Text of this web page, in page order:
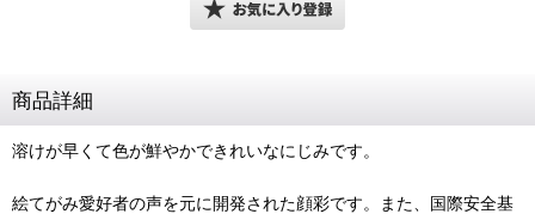
商品詳細
溶けが早くて色が鮮やかできれいなにじみです。
絵てがみ愛好者の声を元に開発された顔彩です。また、国際安全基